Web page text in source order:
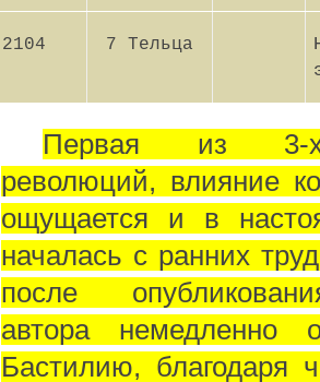
2104 7 Тельца
Первая из 3-
революций, влияние
ощущается и в
началась с ранних
после
автора немедленно
Бастилию, благодаря